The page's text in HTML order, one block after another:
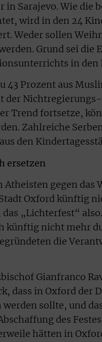
Sarajevo. Wie die
wird in den 24
Weder sollen
Grund sei die
in den
43 Prozent aus
der
Trend fortsetze,
Zahlreiche
den
ersetzen
gegen das
Oxford künftig
„Lichterfest“
nicht mehr
die
Gianfranco
dass in Oxford der
sollte, und
des
hätten in